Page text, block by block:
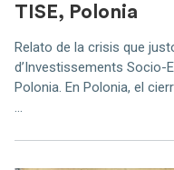
TISE, Polonia
Relato de la crisis que
d’Investissements Socio-
Polonia. En Polonia, el
...